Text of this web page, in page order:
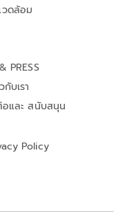
ดล้อม
PRESS
กับเรา
และ สนับสนุน
Policy